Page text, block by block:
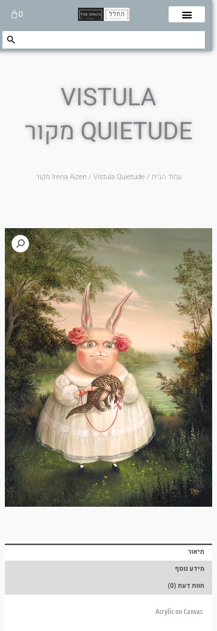
0עגלת
קניות
Search
Search Button
VISTULA
QUIETUDE מקור
עמוד הבית/
Irena Aizen/ Vistula Quietude מקור
תיאור
מידע נוסף
חוות דעת (0)
Acrylic on Canvas